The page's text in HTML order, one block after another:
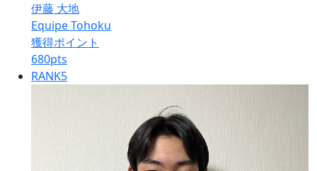
伊藤 大地
Equipe Tohoku
獲得ポイント
680pts
RANK5